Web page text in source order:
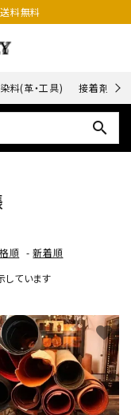
料無料
染料(革・工具) 接着剤
search
順 -新着順
ています
favorite